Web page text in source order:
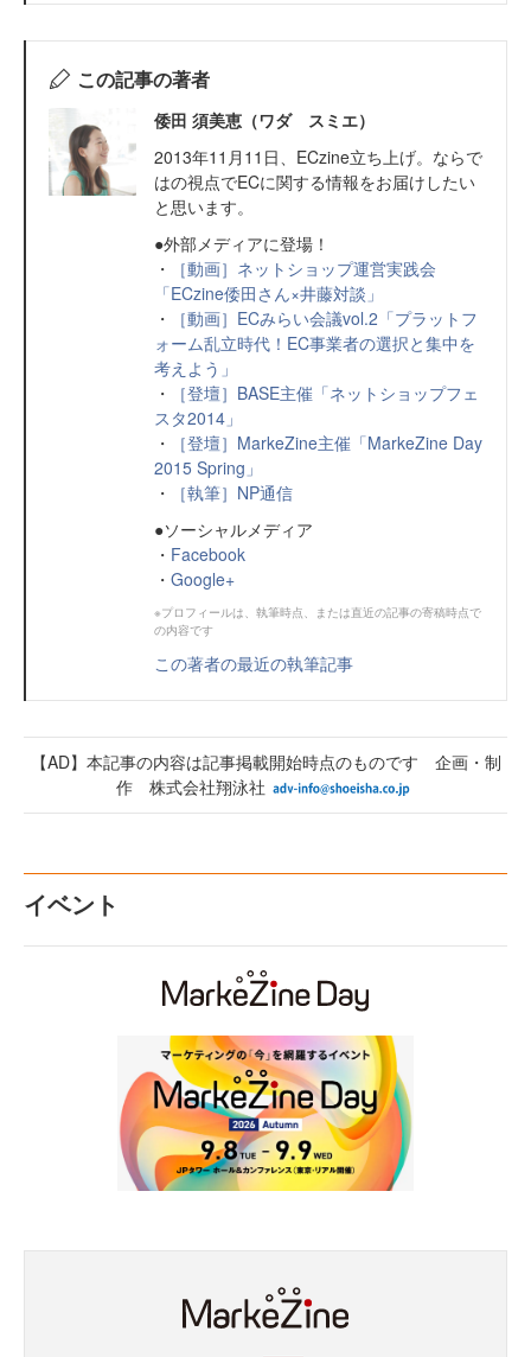
この記事の著者
倭田 須美恵（ワダ スミエ）
2013年11月11日、ECzine立ち上げ。ならで
はの視点でECに関する情報をお届けしたい
と思います。
●外部メディアに登場！
・
［動画］ネットショップ運営実践会
「ECzine倭田さん×井藤対談」
・
［動画］ECみらい会議vol.2「プラットフ
ォーム乱立時代！EC事業者の選択と集中を
考えよう」
・
［登壇］BASE主催「ネットショップフェ
スタ2014」
・
［登壇］MarkeZine主催「MarkeZine Day
2015 Spring」
・
［執筆］NP通信
●ソーシャルメディア
・ Facebook
・ Google+
※プロフィールは、執筆時点、または直近の記事の寄稿時点で
の内容です
この著者の最近の執筆記事
【AD】本記事の内容は記事掲載開始時点のものです 企画・制
作 株式会社翔泳社
イベント